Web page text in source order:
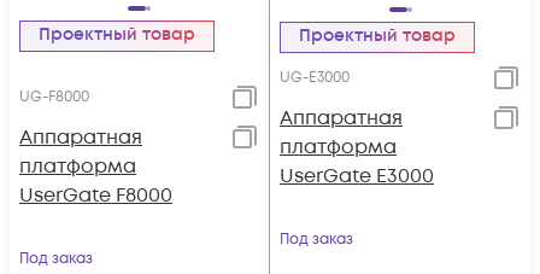
Проектный товар
UG-F8000
Аппаратная
платформа
UserGate F8000
Под заказ
Проектный товар
UG-E3000
Аппаратная
платформа
UserGate E3000
Под заказ